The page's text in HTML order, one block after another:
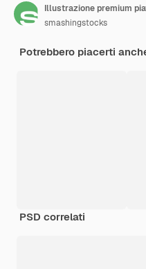
Illustrazione premium
smashingstocks
Potrebbero piacerti
PSD correlati